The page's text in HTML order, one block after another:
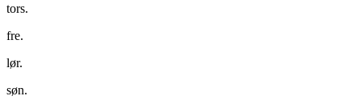
tors.
fre.
lør.
søn.